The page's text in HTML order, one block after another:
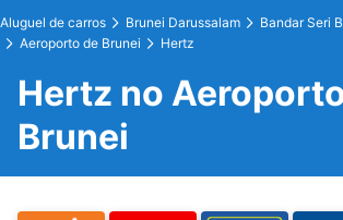
Aluguel de carros Brunei Darussalam
Bandar Seri
Aeroporto de Brunei
Hertz
Hertz no
Brunei